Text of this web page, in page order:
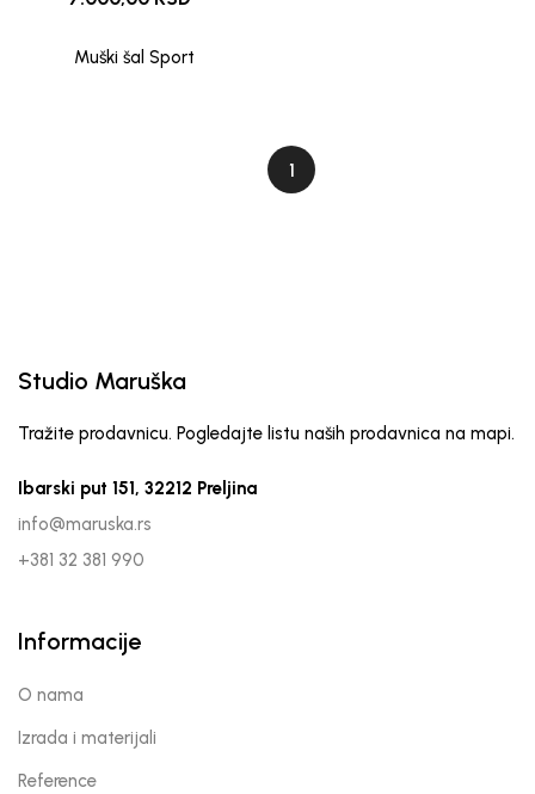
Muški šal Sport
1
Studio Maruška
Tražite prodavnicu. Pogledajte listu naših prodavnica na mapi.
Ibarski put 151, 32212 Preljina
info@maruska.rs
+381 32 381 990
Informacije
O nama
Izrada i materijali
Reference